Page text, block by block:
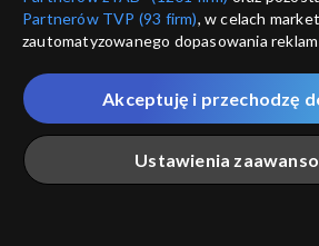
Partnerów TVP (93 firm), w celach
zautomatyzowanego dopasowania
które wskazujemy poniżej, a także zgody
przez nas identyfikatora PPID do Google.
Twoje dane osobowe zbierane podczas
Ciebie naszych
poszczególnych serwisów
„Portalem”, w tym informacje zapisywane
Ustawienia
Akceptuję i przechodzę